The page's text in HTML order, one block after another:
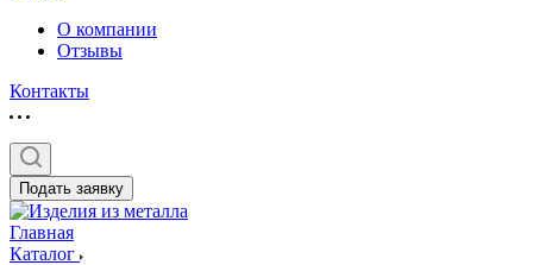
О компании
Отзывы
Контакты
Подать заявку
Главная
Каталог